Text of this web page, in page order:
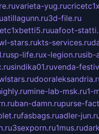
varieta-yug.ru
atillagunn.ru3d-file.ru
uafoot-
stars.rukts-services.ru
sp-life.rux-legion.rusib-
sindika01.ruvenda-
mine-lab-msk.ru1-
ban-damn.rupurse-
fasbags.ruadler-
3sexporn.ru1mus.ru